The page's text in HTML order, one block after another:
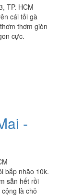
TP. HCM
cái tỏi gà
thơm giòn
cực.
-
bắp nhão 10k.
sẵn hết rồi
là chỗ